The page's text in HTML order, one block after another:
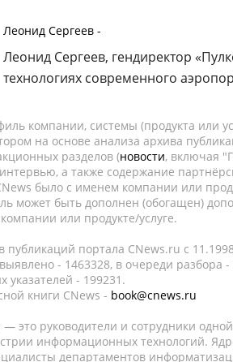
Леонид Сергеев -
Леонид Сергеев, гендиректор
технологиях современного
компании, системы (продукта или
на основе анализа архива
разделов (новости, включая
а также содержание
было с именем компании или
может быть дополнен (обогащен)
или продукте/услуге.
публикаций портала CNews.ru c
- 1463328, в очереди разбора -
указателей - 199231.
книги CNews - book@cnews.ru
— это руководители и сотрудники
информационных технологий.
департаментов